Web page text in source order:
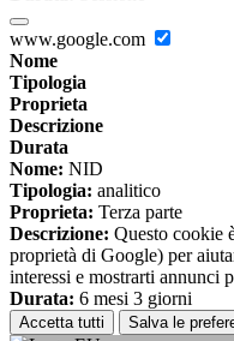
www.google.com
Nome
Tipologia
Proprieta
Descrizione
Durata
Nome: NID
Tipologia: analitico
Proprieta: Terza parte
Descrizione: Questo cookie
proprietà di Google) per
interessi e mostrarti annunci
Durata: 6 mesi 3 giorni
Accetta tutti Salva le